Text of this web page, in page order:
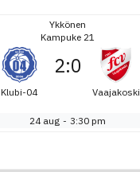
Ykkönen
Kampuke 21
Klubi-04
2:0
Vaajakoski
24 aug - 3:30 pm